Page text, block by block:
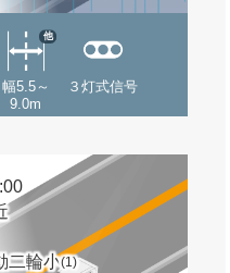
幅5.5～
9.0m
他
３灯式信号
二輪小(1)